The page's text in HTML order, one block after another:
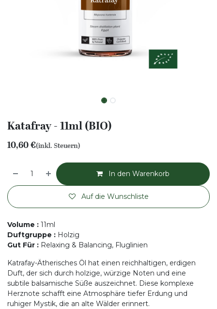
Katafray - 11ml (BIO)
10,60€(inkl. Steuern)
In den Warenkorb
Auf die Wunschliste
Volume : 11ml
Duftgruppe : Holzig
Gut Für : Relaxing & Balancing, Fluglinien
Katrafay-Ätherisches Öl hat einen reichhaltigen, erdigen
Duft, der sich durch holzige, würzige Noten und eine
subtile balsamische Süße auszeichnet. Diese komplexe
Herznote schafft eine Atmosphäre tiefer Erdung und
ruhiger Mystik, die an alte Wälder erinnert.